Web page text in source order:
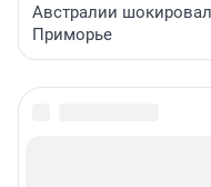
Австралии
Приморье